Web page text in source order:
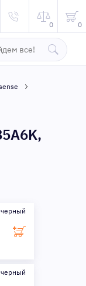
0 0